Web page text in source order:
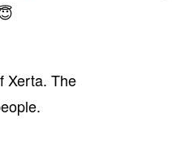
Xerta. The